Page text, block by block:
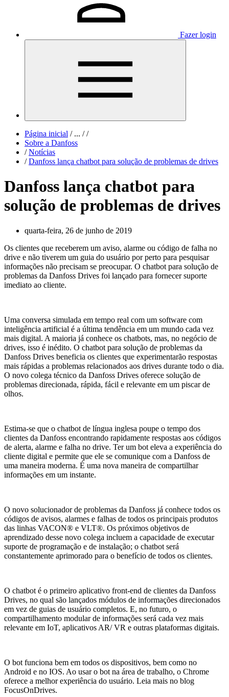
Fazer login
Página inicial /... / /
Sobre a Danfoss
/ Notícias
/ Danfoss lança chatbot para solução de problemas de drives
Danfoss lança chatbot para
solução de problemas de drives
quarta-feira, 26 de junho de 2019
Os clientes que receberem um aviso, alarme ou código de falha no
drive e não tiverem um guia do usuário por perto para pesquisar
informações não precisam se preocupar. O chatbot para solução de
problemas da Danfoss Drives foi lançado para fornecer suporte
imediato ao cliente.
Uma conversa simulada em tempo real com um software com
inteligência artificial é a última tendência em um mundo cada vez
mais digital. A maioria já conhece os chatbots, mas, no negócio de
drives, isso é inédito. O chatbot para solução de problemas da
Danfoss Drives beneficia os clientes que experimentarão respostas
mais rápidas a problemas relacionados aos drives durante todo o dia.
O novo colega técnico da Danfoss Drives oferece solução de
problemas direcionada, rápida, fácil e relevante em um piscar de
olhos.
Estima-se que o chatbot de língua inglesa poupe o tempo dos
clientes da Danfoss encontrando rapidamente respostas aos códigos
de alerta, alarme e falha no drive. Ter um bot eleva a experiência do
cliente digital e permite que ele se comunique com a Danfoss de
uma maneira moderna. É uma nova maneira de compartilhar
informações em um instante.
O novo solucionador de problemas da Danfoss já conhece todos os
códigos de avisos, alarmes e falhas de todos os principais produtos
das linhas VACON® e VLT®. Os próximos objetivos de
aprendizado desse novo colega incluem a capacidade de executar
suporte de programação e de instalação; o chatbot será
constantemente aprimorado para o benefício de todos os clientes.
O chatbot é o primeiro aplicativo front-end de clientes da Danfoss
Drives, no qual são lançados módulos de informações direcionados
em vez de guias de usuário completos. E, no futuro, o
compartilhamento modular de informações será cada vez mais
relevante em IoT, aplicativos AR/ VR e outras plataformas digitais.
O bot funciona bem em todos os dispositivos, bem como no
Android e no IOS. Ao usar o bot na área de trabalho, o Chrome
oferece a melhor experiência do usuário. Leia mais no blog
FocusOnDrives.